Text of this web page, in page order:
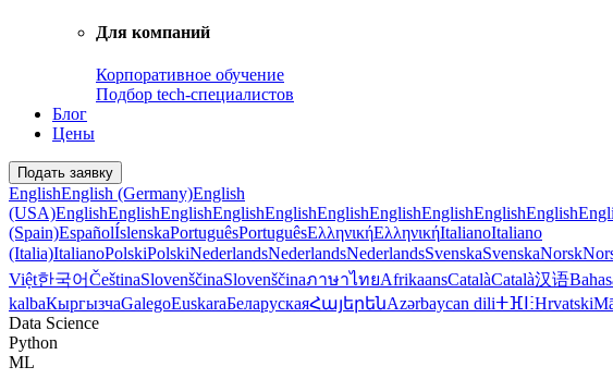
Для компаний
Корпоративное обучение
Подбор tech-специалистов
Блог
Цены
Подать заявку
EnglishEnglish (Germany)English
(USA)EnglishEnglishEnglishEnglishEnglishEnglishEnglishEnglishEnglishEnglish
(Spain)EspañolÍslenskaPortuguêsPortuguêsΕλληνικήΕλληνικήItalianoItaliano
(Italia)ItalianoPolskiPolskiNederlandsNederlandsNederlandsSvenskaSvenskaNorsk
Việt한국어ČeštinaSlovenščinaSlovenščinaภาษาไทยAfrikaansCatalàCatalà汉语
kalbaКыргызчаGalegoEuskaraБеларускаяՀայերենAzərbaycan diliⵜⴼⵏⵗHrvatski
Data Science
Python
ML